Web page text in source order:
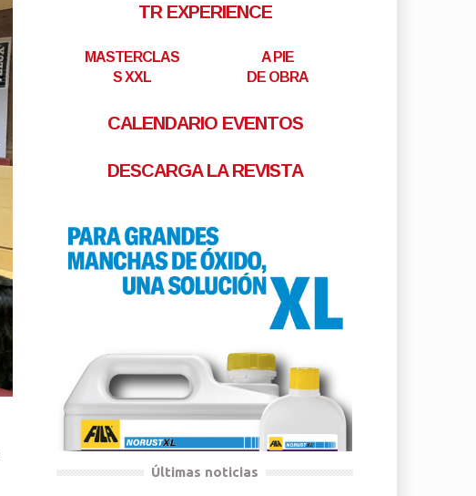
TR EXPERIENCE
MASTERCLAS
S XXL
A PIE
DE OBRA
CALENDARIO EVENTOS
DESCARGA LA REVISTA
Últimas noticias